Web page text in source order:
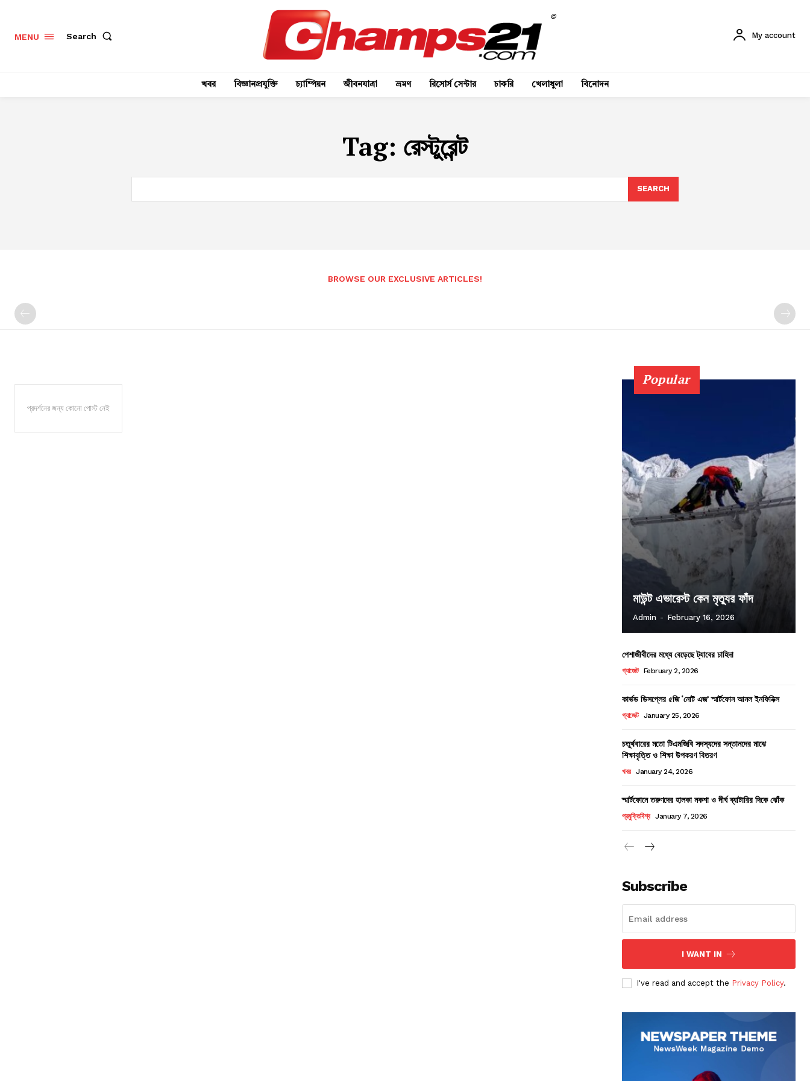
MENU Search
©
My account
খবর বিজ্ঞানপ্রযুক্তি চ্যাম্পিয়ন জীবনযাত্রা ভ্রমণ রিসোর্স সেন্টার চাকরি খেলাধুলা বিনোদন
Tag: রেস্টুরেন্ট
SEARCH
BROWSE OUR EXCLUSIVE ARTICLES!
প্রদর্শনের জন্য কোনো পোস্ট নেই
Popular
মাউন্ট এভারেস্ট কেন মৃত্যুর ফাঁদ
Admin - February 16, 2026
পেশাজীবীদের মধ্যে বেড়েছে ট্যাবের চাহিদা
গ্যাজেট February 2, 2026
কার্ভড ডিসপ্লের ৫জি ‘নোট এজ’ স্মার্টফোন আনল ইনফিনিক্স
গ্যাজেট January 25, 2026
চতুর্থবারের মতো টিএমজিবি সদস্যদের সন্তানদের মাঝে
শিক্ষাবৃত্তি ও শিক্ষা উপকরণ বিতরণ
খবর January 24, 2026
স্মার্টফোনে তরুণদের হালকা নকশা ও দীর্ঘ ব্যাটারির দিকে ঝোঁক
প্রযুক্তিবিশ্ব January 7, 2026
Subscribe
I WANT IN
I've read and accept the Privacy Policy.